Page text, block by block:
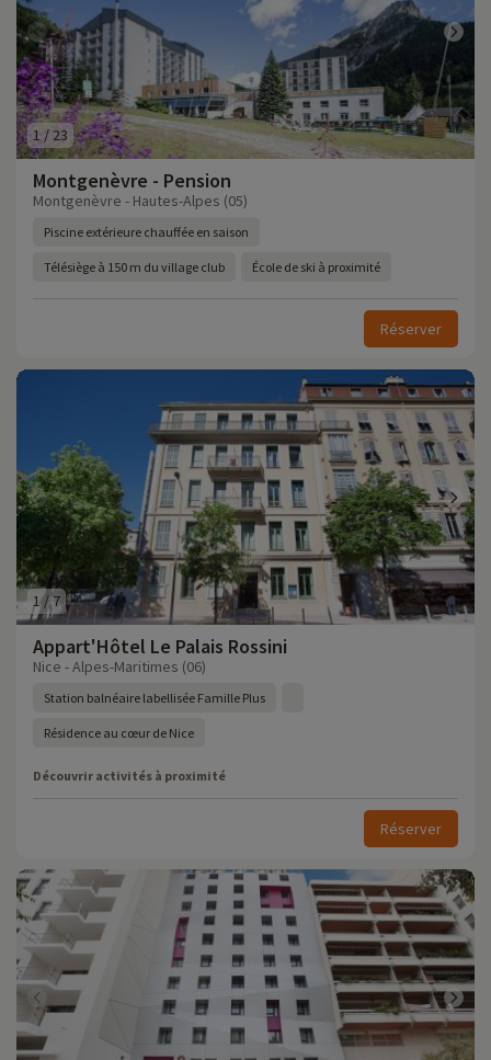
1/ 23
Montgenèvre - Pension
Montgenèvre - Hautes-Alpes (05)
Piscine extérieure chauffée en saison
Télésiège à 150 m du village club École de ski à proximité
Réserver
1/7
Appart'Hôtel Le Palais Rossini
Nice - Alpes-Maritimes (06)
Station balnéaire labellisée Famille Plus
Résidence au cœur de Nice
Découvrir activités à proximité
Réserver